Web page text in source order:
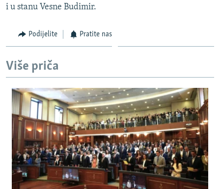
VIŠE OD NASLOVA
POPLAVE I KLIZIŠTA U BIH 2024.
POST SCRIPTUM
MOJA EVROPA
TRI DECENIJE OD RATA U BIH
SVE KARTE DEJTONA
NASTANAK I RASPAD JUGOSLAVIJE
Sve RFE/RL stranice
i u stanu Vesne Budimir.
Podijelite Pratite nas
Više priča